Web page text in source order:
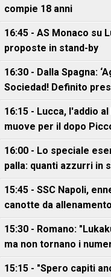
compie 18 anni
16:45 - AS Monaco su
proposte in stand-by
16:30 - Dalla Spagna:
Sociedad! Definito
16:15 - Lucca, l'addio
muove per il dopo
16:00 - Lo speciale
palla: quanti azzurri in
15:45 - SSC Napoli,
canotte da
15:30 - Romano:
ma non tornano i
15:15 - "Spero capiti